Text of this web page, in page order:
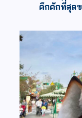
คึกคักที่สุด